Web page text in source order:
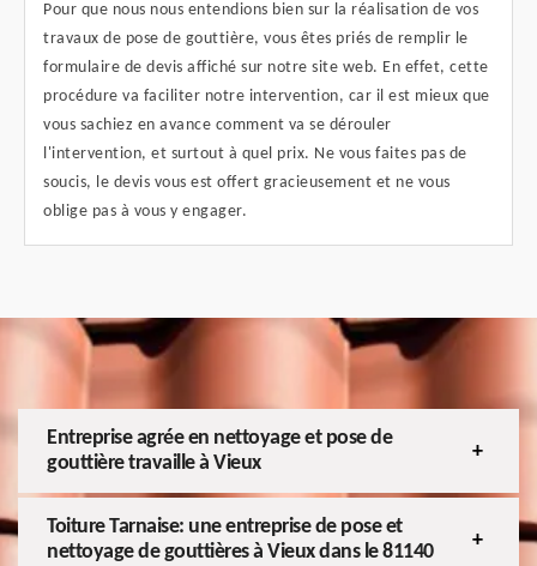
Pour que nous nous entendions bien sur la réalisation de vos
travaux de pose de gouttière, vous êtes priés de remplir le
formulaire de devis affiché sur notre site web. En effet, cette
procédure va faciliter notre intervention, car il est mieux que
vous sachiez en avance comment va se dérouler
l'intervention, et surtout à quel prix. Ne vous faites pas de
soucis, le devis vous est offert gracieusement et ne vous
oblige pas à vous y engager.
Entreprise agrée en nettoyage et pose de
gouttière travaille à Vieux
Toiture Tarnaise: une entreprise de pose et
nettoyage de gouttières à Vieux dans le 81140